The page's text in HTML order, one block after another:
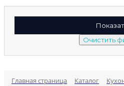
Главная страница Каталог